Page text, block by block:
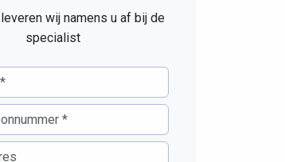
wij namens u af bij de
specialist